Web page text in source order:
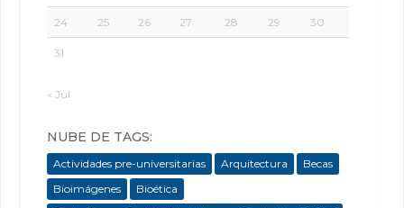
24 25 26 27 28 29 30
31
« Jul
NUBE DE TAGS:
Actividades pre-universitarias Arquitectura
Becas
Bioimágenes
Bioética